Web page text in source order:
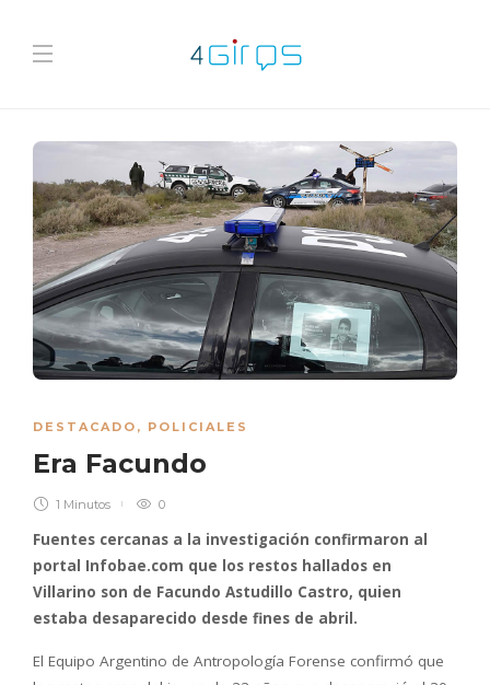
DESTACADO , POLICIALES
Era Facundo
1 Minutos 0
Fuentes cercanas a la investigación confirmaron al
portal Infobae.com que los restos hallados en
Villarino son de Facundo Astudillo Castro, quien
estaba desaparecido desde fines de abril.
El Equipo Argentino de Antropología Forense confirmó que